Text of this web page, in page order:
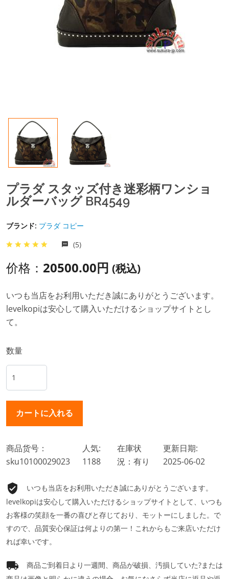
プラダ スタッズ付き迷彩柄ワンショ
ルダーバッグ BR4549
ブランド: プラダ コピー
(5)
价格： 20500.00円 (税込)
いつも当店をお利用いただき誠にありがとうございます。
levelkopiは安心して購入いただけるショップサイトとし
て。
数量
商品货号：
sku10100029023
人気:
1188
在庫状
況：有り
更新日期:
2025-06-02
いつも当店をお利用いただき誠にありがとうございます。
levelkopiは安心して購入いただけるショップサイトとして、いつも
お客様の笑顔を一番の喜びと存じており、モットーにしました。で
すので、品質安心保証は何よりの第一！これからもご来店いただけ
れば幸いです。
商品ご到着日より一週間、商品が破損、汚損していた?または